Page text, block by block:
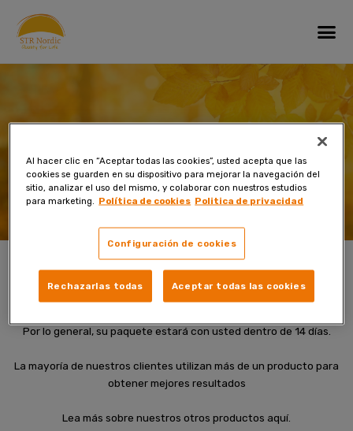
content
Muchas gracias por su pedido!
Por lo general, su paquete estará con usted dentro de 14 días.
La mayoría de nuestros clientes utilizan más de un producto para
obtener mejores resultados
Lea más sobre nuestros otros productos aquí.
Al hacer clic en “Aceptar todas las cookies”, usted acepta que las
cookies se guarden en su dispositivo para mejorar la navegación del
sitio, analizar el uso del mismo, y colaborar con nuestros estudios
para marketing.
Política de cookies Politica de privacidad
Configuración de cookies
Rechazarlas todas Aceptar todas las cookies